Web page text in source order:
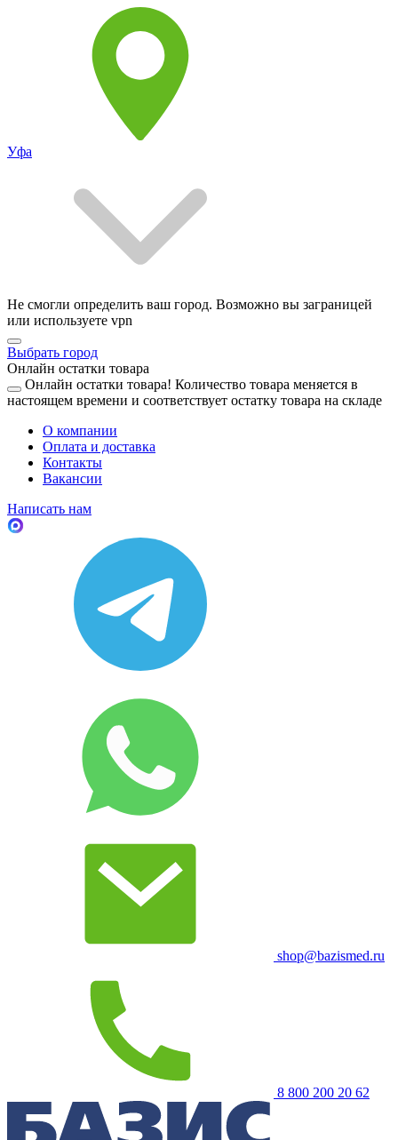
Уфа
Не смогли определить ваш город. Возможно вы заграницей
или используете vpn
Выбрать город
Онлайн остатки товара
Онлайн остатки товара! Количество товара меняется в
настоящем времени и соответствует остатку товара на складе
О компании
Оплата и доставка
Контакты
Вакансии
Написать нам
shop@bazismed.ru
8 800 200 20 62